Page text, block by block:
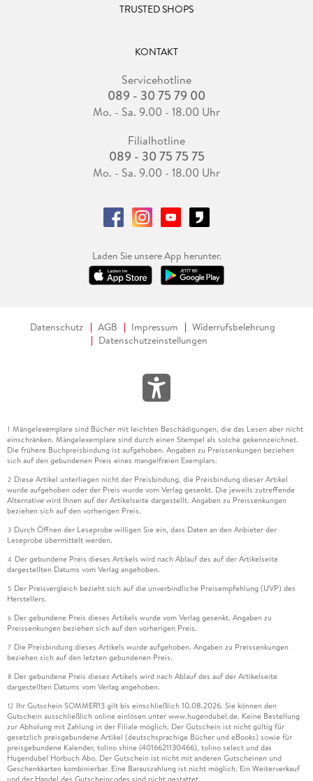
TRUSTED SHOPS
KONTAKT
Servicehotline
089 - 30 75 79 00
Mo. - Sa. 9.00 - 18.00 Uhr
Filialhotline
089 - 30 75 75 75
Mo. - Sa. 9.00 - 18.00 Uhr
Laden Sie unsere App herunter.
Datenschutz AGB Impressum
Widerrufsbelehrung
Datenschutzeinstellungen
1 Mängelexemplare sind Bücher mit leichten Beschädigungen, die das Lesen aber nicht
einschränken. Mängelexemplare sind durch einen Stempel als solche gekennzeichnet.
Die frühere Buchpreisbindung ist aufgehoben. Angaben zu Preissenkungen beziehen
sich auf den gebundenen Preis eines mangelfreien Exemplars.
2 Diese Artikel unterliegen nicht der Preisbindung, die Preisbindung dieser Artikel
wurde aufgehoben oder der Preis wurde vom Verlag gesenkt. Die jeweils zutreffende
Alternative wird Ihnen auf der Artikelseite dargestellt. Angaben zu Preissenkungen
beziehen sich auf den vorherigen Preis.
3 Durch Öffnen der Leseprobe willigen Sie ein, dass Daten an den Anbieter der
Leseprobe übermittelt werden.
4 Der gebundene Preis dieses Artikels wird nach Ablauf des auf der Artikelseite
dargestellten Datums vom Verlag angehoben.
5 Der Preisvergleich bezieht sich auf die unverbindliche Preisempfehlung (UVP) des
Herstellers.
6 Der gebundene Preis dieses Artikels wurde vom Verlag gesenkt. Angaben zu
Preissenkungen beziehen sich auf den vorherigen Preis.
7 Die Preisbindung dieses Artikels wurde aufgehoben. Angaben zu Preissenkungen
beziehen sich auf den letzten gebundenen Preis.
8 Der gebundene Preis dieses Artikels wird nach Ablauf des auf der Artikelseite
dargestellten Datums vom Verlag angehoben.
12 Ihr Gutschein SOMMER13 gilt bis einschließlich 10.08.2026. Sie können den
Gutschein ausschließlich online einlösen unter www.hugendubel.de. Keine Bestellung
zur Abholung mit Zahlung in der Filiale möglich. Der Gutschein ist nicht gültig für
gesetzlich preisgebundene Artikel (deutschsprachige Bücher und eBooks) sowie für
preisgebundene Kalender, tolino shine (4016621130466), tolino select und das
Hugendubel Hörbuch Abo. Der Gutschein ist nicht mit anderen Gutscheinen und
Geschenkkarten kombinierbar. Eine Barauszahlung ist nicht möglich. Ein Weiterverkauf